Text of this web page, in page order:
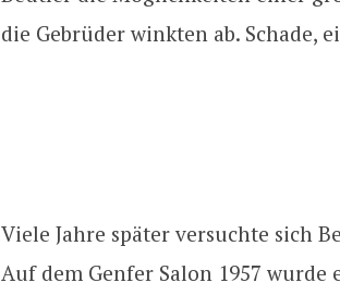
die Gebrüder winkten ab. Schade,
Viele Jahre später versuchte sich
Auf dem Genfer Salon 1957 wurde